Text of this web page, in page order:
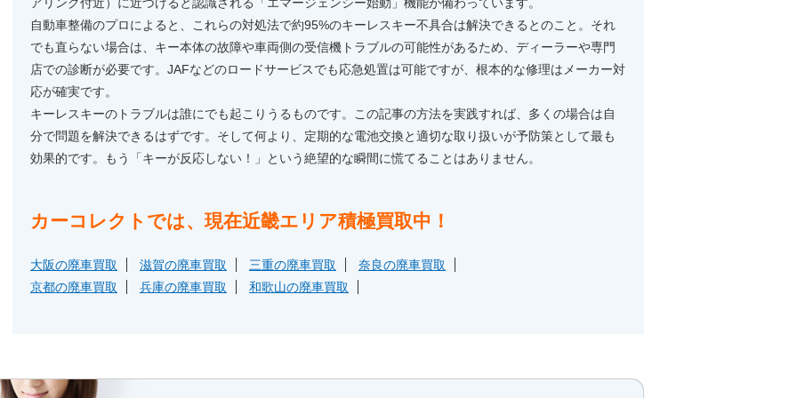
アリング付近）に近づけると認識される「エマージェンシー始動」機能が備わっています。
自動車整備のプロによると、これらの対処法で約95%のキーレスキー不具合は解決できるとのこと。それ
でも直らない場合は、キー本体の故障や車両側の受信機トラブルの可能性があるため、ディーラーや専門
店での診断が必要です。JAFなどのロードサービスでも応急処置は可能ですが、根本的な修理はメーカー対
応が確実です。
キーレスキーのトラブルは誰にでも起こりうるものです。この記事の方法を実践すれば、多くの場合は自
分で問題を解決できるはずです。そして何より、定期的な電池交換と適切な取り扱いが予防策として最も
効果的です。もう「キーが反応しない！」という絶望的な瞬間に慌てることはありません。
カーコレクトでは、現在近畿エリア積極買取中！
大阪の廃車買取 滋賀の廃車買取 三重の廃車買取
奈良の廃車買取
京都の廃車買取
兵庫の廃車買取 和歌山の廃車買取